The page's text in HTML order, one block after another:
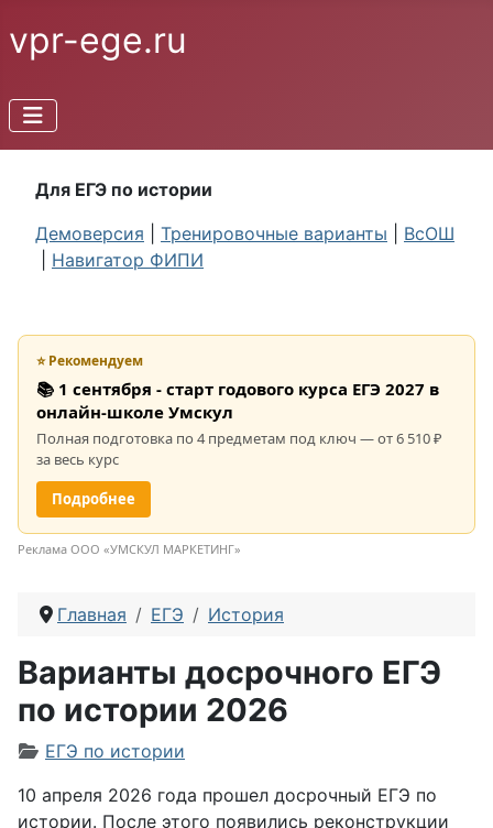
vpr-ege.ru
Для ЕГЭ по истории
Демоверсия
Тренировочные варианты
ВсОШ
Навигатор ФИПИ
⭐ Рекомендуем
📚 1 сентября - старт годового курса ЕГЭ 2027 в
онлайн-школе Умскул
Полная подготовка по 4 предметам под ключ — от 6 510 ₽
за весь курс
Подробнее
Реклама ООО «УМСКУЛ МАРКЕТИНГ»
Главная ЕГЭ История
Варианты досрочного ЕГЭ
по иcтории 2026
Информация о материале
ЕГЭ по истории
10 апреля 2026 года прошел досрочный ЕГЭ по
истории. После этого появились реконструкции